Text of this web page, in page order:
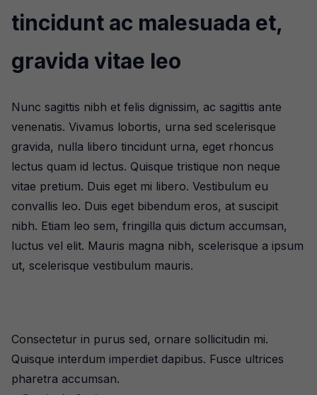
tincidunt ac malesuada et,
gravida vitae leo
Nunc sagittis nibh et felis dignissim, ac sagittis ante
venenatis. Vivamus lobortis, urna sed scelerisque
gravida, nulla libero tincidunt urna, eget rhoncus
lectus quam id lectus. Quisque tristique non neque
vitae pretium. Duis eget mi libero. Vestibulum eu
convallis leo. Duis eget bibendum eros, at suscipit
nibh. Etiam leo sem, fringilla quis dictum accumsan,
luctus vel elit. Mauris magna nibh, scelerisque a ipsum
ut, scelerisque vestibulum mauris.
Consectetur in purus sed, ornare sollicitudin mi.
Quisque interdum imperdiet dapibus. Fusce ultrices
pharetra accumsan.